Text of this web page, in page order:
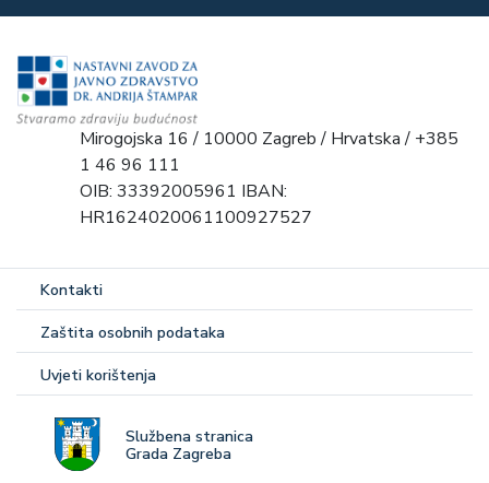
Mirogojska 16 / 10000 Zagreb / Hrvatska / +385
1 46 96 111
OIB: 33392005961 IBAN:
HR1624020061100927527
Kontakti
Zaštita osobnih podataka
Uvjeti korištenja
Službena stranica
Grada Zagreba